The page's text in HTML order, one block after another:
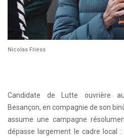
Nicolas Friess
Candidate de Lutte ouvrière
Besançon, en compagnie de son
assume une campagne
dépasse largement le cadre local